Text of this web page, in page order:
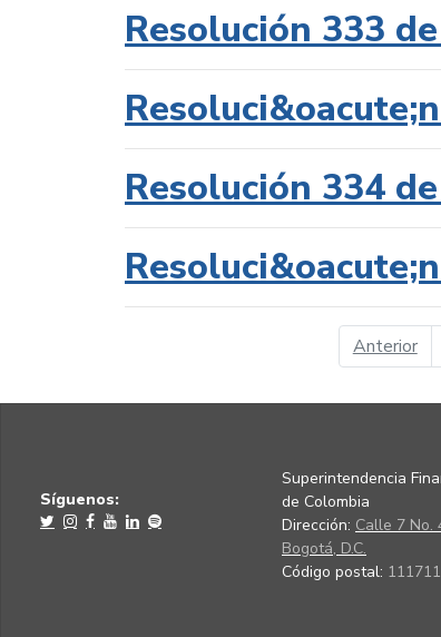
Resolución 333
Resolución 334
Anterior
Síguenos:
Superintendencia
de Colombia
Dirección: Calle 7 No.
Bogotá, D.C.
Código postal: 111711